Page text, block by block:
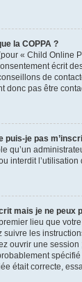
la COPPA ?
« Child Online
écrit
de
donc pas être
puis-je pas
qu’un
interdit
mais je ne peux
lieu que
suivre les
ouvrir une
était correcte,